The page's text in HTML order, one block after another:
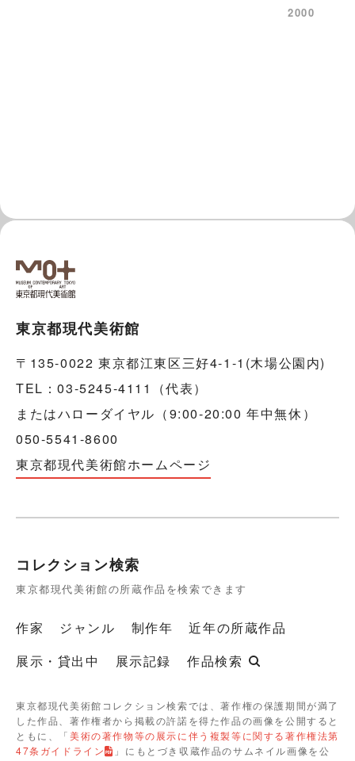
2000
東京都現代美術館
〒135-0022 東京都江東区三好4-1-1(木場公園内)
TEL：03-5245-4111（代表）
またはハローダイヤル（9:00-20:00 年中無休）
050-5541-8600
東京都現代美術館ホームページ
コレクション検索
東京都現代美術館の所蔵作品を検索できます
作家 ジャンル 制作年
近年の所蔵作品
展示・貸出中
展示記録 作品検索
東京都現代美術館コレクション検索では、著作権の保護期間が満了
した作品、著作権者から掲載の許諾を得た作品の画像を公開すると
ともに、「美術の著作物等の展示に伴う複製等に関する著作権法第
47条ガイドライン
」にもとづき収蔵作品のサムネイル画像を公